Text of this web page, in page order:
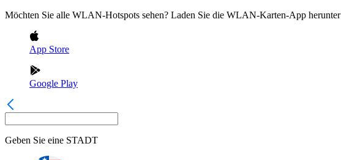
Möchten Sie alle WLAN-Hotspots sehen? Laden Sie die WLAN-Karten-App herunter
App Store
Google Play
Geben Sie eine STADT